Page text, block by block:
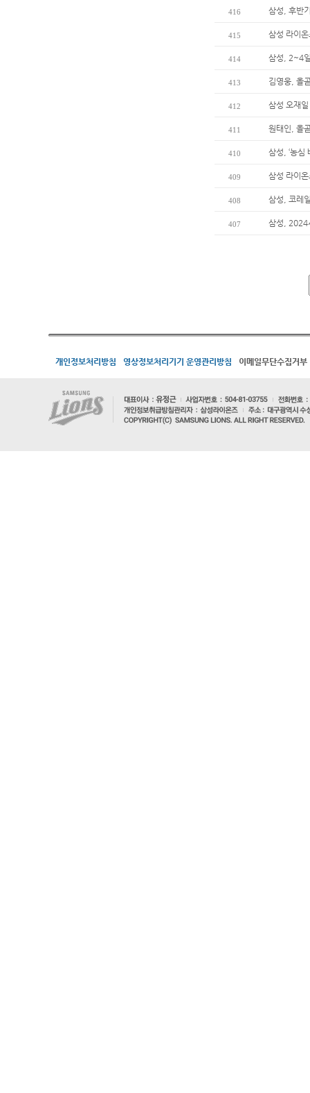
416 삼성, 후반
415 삼성 라이
414 삼성, 2~4
413 김영웅, 올
412 삼성 오재
411 원태인, 올
410 삼성, ‘농심
409 삼성 라이
408 삼성, 코레
407 삼성, 2024
개인정보처리방침 영상정보처리기기 운영관리방침 이메일무단수집거부